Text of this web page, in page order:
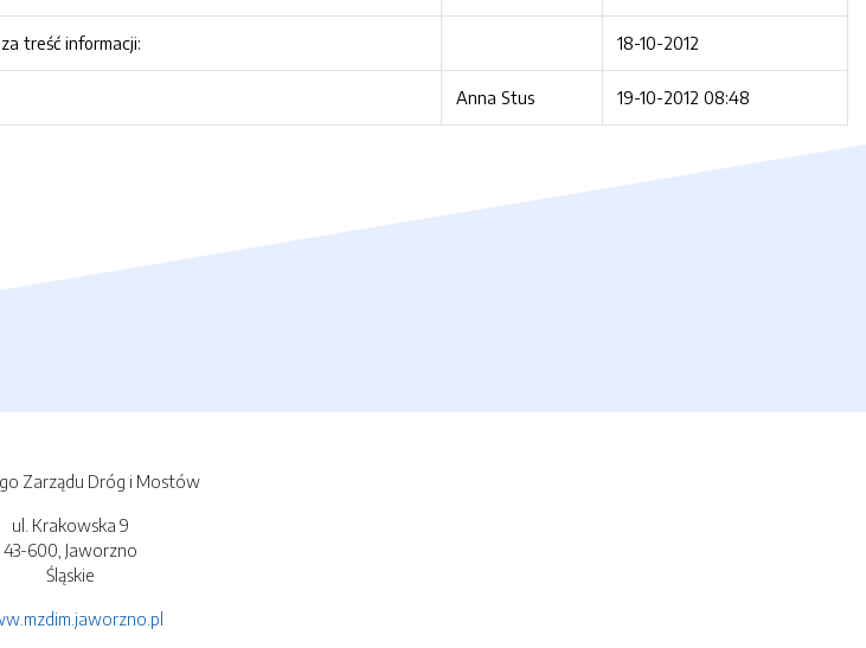
treść informacji: 18-10-2012
Anna Stus 19-10-2012 08:48
Zarządu Dróg i Mostów
ul. Krakowska 9
43-600, Jaworzno
Śląskie